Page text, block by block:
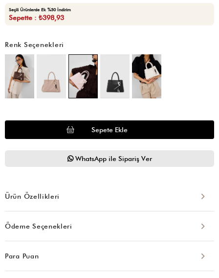
Seçili Ürünlerde Ek %30 İndirim
Sepette : ₺398,93
Renk Seçenekleri
WhatsApp ile Sipariş Ver
Ürün Özellikleri
Ödeme Seçenekleri
Para Puan